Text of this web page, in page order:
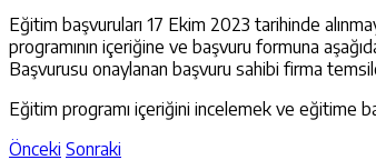
Eğitim başvuruları 17 Ekim 2023 tarihinde
programının içeriğine ve başvuru formuna
Başvurusu onaylanan başvuru sahibi firma
Eğitim programı içeriğini incelemek ve eğitime
Önceki Sonraki